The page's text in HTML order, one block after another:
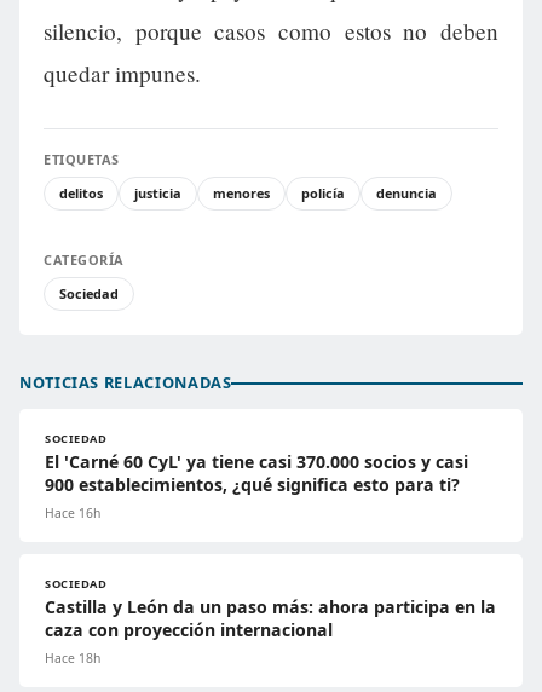
silencio, porque casos como estos no deben
quedar impunes.
ETIQUETAS
delitos
justicia menores policía denuncia
CATEGORÍA
Sociedad
NOTICIAS RELACIONADAS
SOCIEDAD
El 'Carné 60 CyL' ya tiene casi 370.000 socios y casi
900 establecimientos, ¿qué significa esto para ti?
Hace 16h
SOCIEDAD
Castilla y León da un paso más: ahora participa en la
caza con proyección internacional
Hace 18h